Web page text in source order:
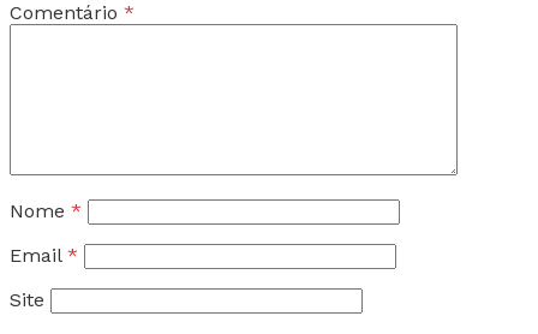
Comentário *
Nome *
Email *
Site